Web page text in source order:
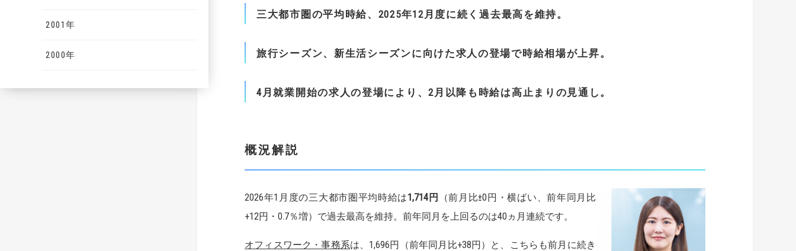
2001年
2000年
三大都市圏の平均時給、 2025年12 月度に続く過去最高を維持。
旅行シーズン、新生活シーズンに向けた求人の登場で時給相場が上昇。
4 月就業開始の求人の登場により、2 月以降も時給は高止まりの見通し。
概況解説
2026年1月度の三大都市圏平均時給は1,714 円
（前月比±0円・横ばい、前年同月比
+12円・0.7％増）で過去最高を維持。前年同月を上回るのは40ヵ月連続です。
オフィスワーク・事務系は、1,696円（前年同月比+38円）と、こちらも前月に続き